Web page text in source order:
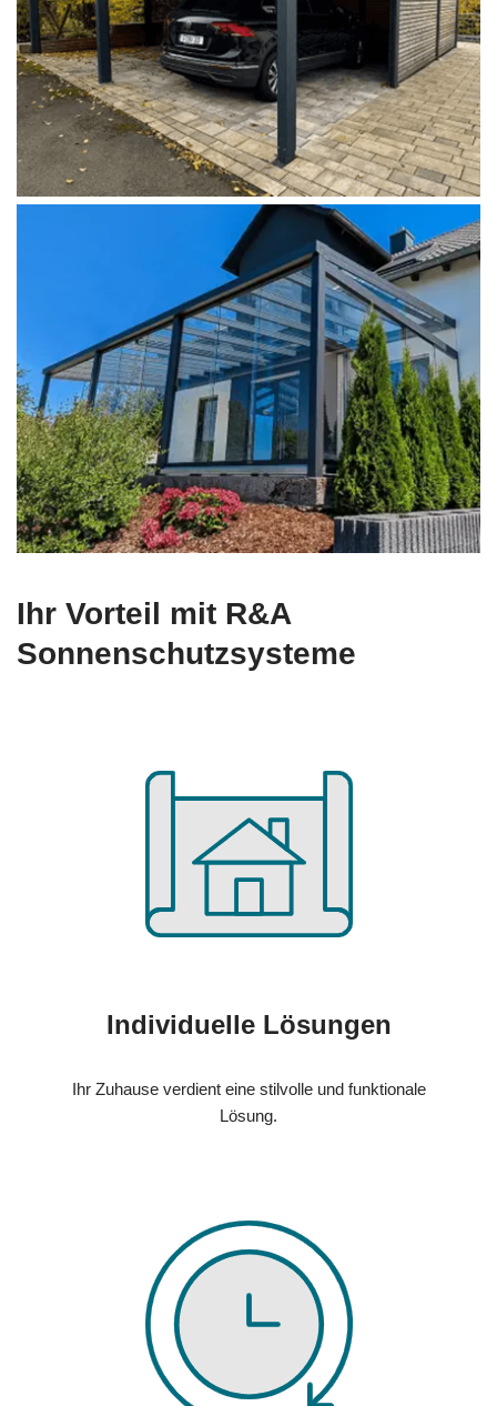
Ihr Vorteil mit R&A
Sonnenschutzsysteme
Individuelle Lösungen
Ihr Zuhause verdient eine stilvolle und funktionale
Lösung.